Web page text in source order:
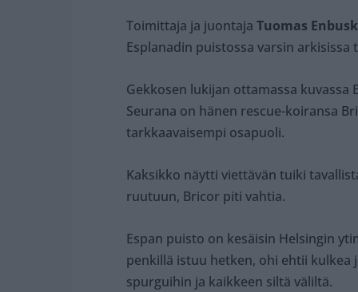
Toimittaja ja juontaja Tuomas
Esplanadin puistossa varsin arkisissa
Gekkosen lukijan ottamassa
Seurana on hänen rescue-koiransa
tarkkaavaisempi osapuoli.
Kaksikko näytti viettävän tuiki
ruutuun, Bricor piti vahtia.
Espan puisto on kesäisin Helsingin
penkillä istuu hetken, ohi ehtii
spurguihin ja kaikkeen siltä väliltä.